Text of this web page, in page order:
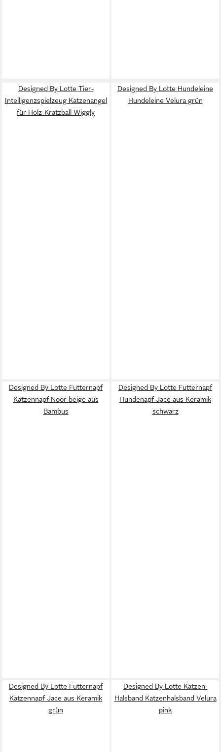
Designed By Lotte Tier-
Intelligenzspielzeug Katzenangel
für Holz-Kratzball Wiggly
Designed By Lotte Hundeleine
Hundeleine Velura grün
Designed By Lotte Futternapf
Katzennapf Noor beige aus
Bambus
Designed By Lotte Futternapf
Hundenapf Jace aus Keramik
schwarz
Designed By Lotte Futternapf
Katzennapf Jace aus Keramik
grün
Designed By Lotte Katzen-
Halsband Katzenhalsband Velura
pink